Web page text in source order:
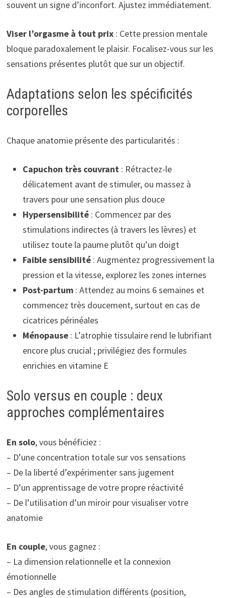
souvent un signe d’inconfort. Ajustez immédiatement.
Viser l’orgasme à tout prix: Cette pression mentale
bloque paradoxalement le plaisir. Focalisez-vous sur les
sensations présentes plutôt que sur un objectif.
Adaptations selon les spécificités
corporelles
Chaque anatomie présente des particularités :
Capuchon très couvrant: Rétractez-le
délicatement avant de stimuler, ou massez à
travers pour une sensation plus douce
Hypersensibilité: Commencez par des
stimulations indirectes (à travers les lèvres) et
utilisez toute la paume plutôt qu’un doigt
Faible sensibilité: Augmentez progressivement la
pression et la vitesse, explorez les zones internes
Post-partum: Attendez au moins 6 semaines et
commencez très doucement, surtout en cas de
cicatrices périnéales
Ménopause: L’atrophie tissulaire rend le lubrifiant
encore plus crucial ; privilégiez des formules
enrichies en vitamine E
Solo versus en couple : deux
approches complémentaires
En solo, vous bénéficiez :
– D’une concentration totale sur vos sensations
– De la liberté d’expérimenter sans jugement
– D’un apprentissage de votre propre réactivité
– De l’utilisation d’un miroir pour visualiser votre
anatomie
En couple, vous gagnez :
– La dimension relationnelle et la connexion
émotionnelle
– Des angles de stimulation différents (position,